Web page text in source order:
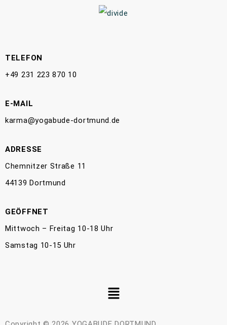
TELEFON
+49 231 223 870 10
E-MAIL
karma@yogabude-dortmund.de
ADRESSE
Chemnitzer Straße 11
44139 Dortmund
GEÖFFNET
Mittwoch – Freitag 10-18 Uhr
Samstag 10-15 Uhr